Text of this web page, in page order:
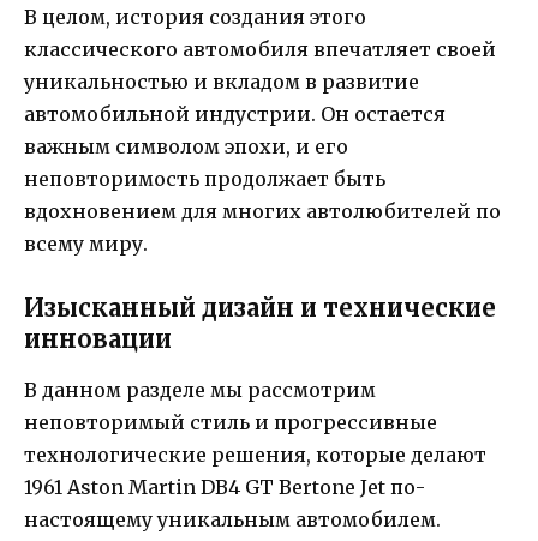
В целом, история создания этого
классического автомобиля впечатляет своей
уникальностью и вкладом в развитие
автомобильной индустрии. Он остается
важным символом эпохи, и его
неповторимость продолжает быть
вдохновением для многих автолюбителей по
всему миру.
Изысканный дизайн и технические
инновации
В данном разделе мы рассмотрим
неповторимый стиль и прогрессивные
технологические решения, которые делают
1961 Aston Martin DB4 GT Bertone Jet по-
настоящему уникальным автомобилем.